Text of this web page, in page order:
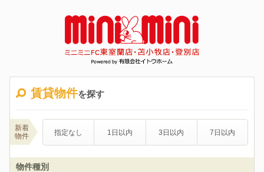
賃貸物件を探す
新着
物件
指定なし 1日以内 3日以内 7日以内
物件種別